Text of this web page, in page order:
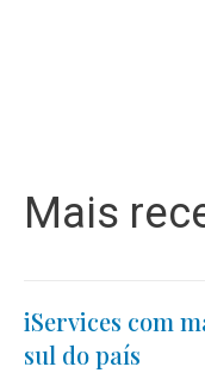
Mais
iServices com
sul do país